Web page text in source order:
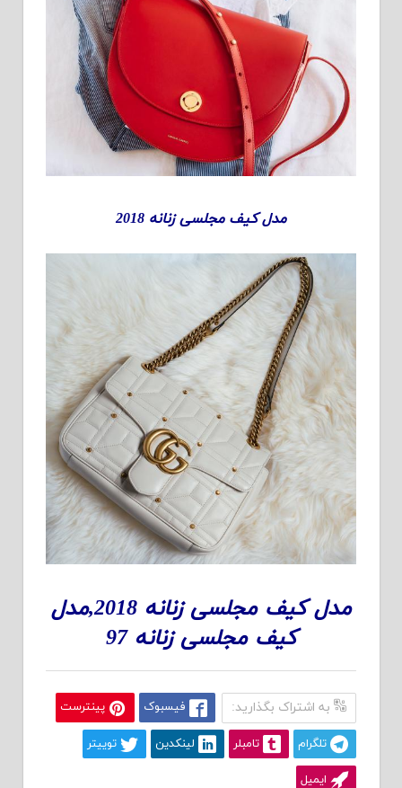
مدل کیف مجلسی زنانه 2018
مدل کیف مجلسی زنانه 2018,مدل
کیف مجلسی زنانه 97
به اشتراک بگذارید: فیسبوک پینترست
تلگرام تامبلر لینکدین توییتر
ایمیل